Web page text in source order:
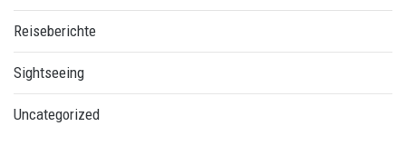
Reiseberichte
Sightseeing
Uncategorized